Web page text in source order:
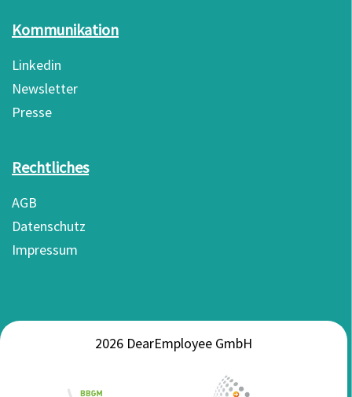
Kommunikation
Linkedin
Newsletter
Presse
Rechtliches
AGB
Datenschutz
Impressum
2026 DearEmployee GmbH